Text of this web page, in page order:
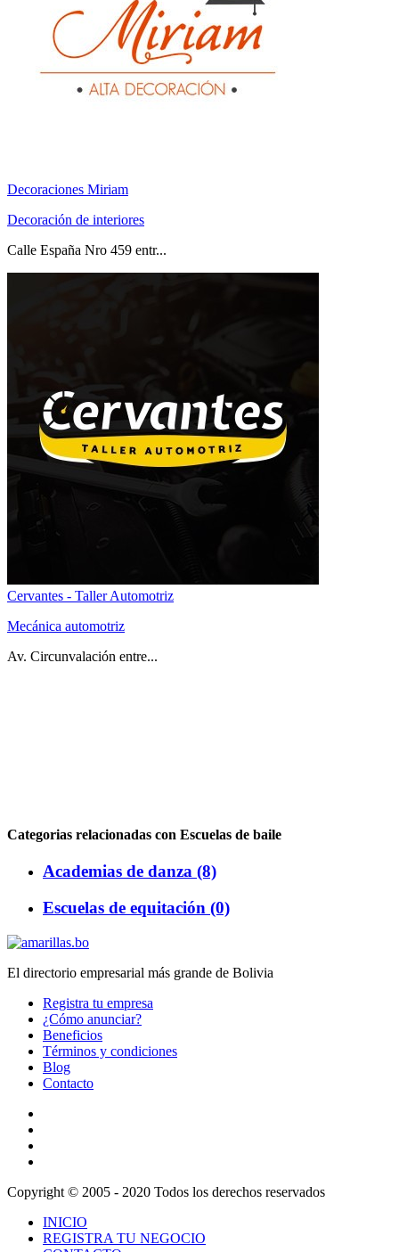
Decoraciones Miriam
Decoración de interiores
Calle España Nro 459 entr...
Cervantes - Taller Automotriz
Mecánica automotriz
Av. Circunvalación entre...
Categorias relacionadas con Escuelas de baile
Academias de danza (8)
Escuelas de equitación (0)
El directorio empresarial más grande de Bolivia
Registra tu empresa
¿Cómo anunciar?
Beneficios
Términos y condiciones
Blog
Contacto
Copyright © 2005 - 2020 Todos los derechos reservados
INICIO
REGISTRA TU NEGOCIO